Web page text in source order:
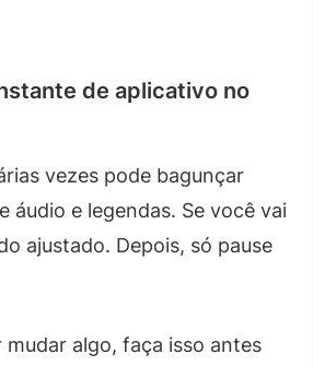
de aplicativo no
vezes pode bagunçar
áudio e legendas. Se você vai
ajustado. Depois, só pause
mudar algo, faça isso antes